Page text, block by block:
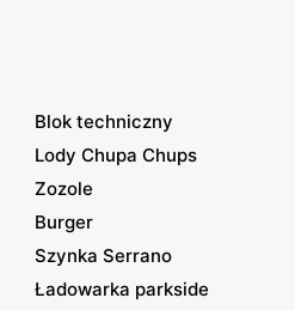
Blok techniczny
Lody Chupa Chups
Zozole
Burger
Szynka Serrano
Ładowarka parkside